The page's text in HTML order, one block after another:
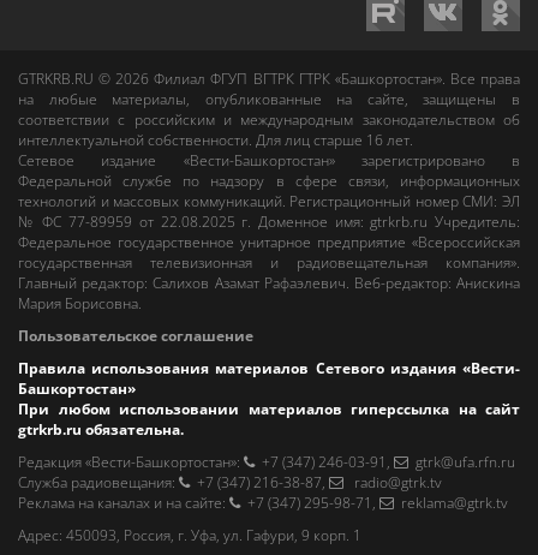
GTRKRB.RU © 2026Филиал ФГУП ВГТРК ГТРК «Башкортостан». Все права
на любые материалы, опубликованные на сайте, защищены в
соответствии с российским и международным законодательством об
интеллектуальной собственности. Для лиц старше 16 лет.
Сетевое издание «Вести-Башкортостан»зарегистрировано в
Федеральной службе по надзору в сфере связи, информационных
технологий и массовых коммуникаций. Регистрационный номер СМИ: ЭЛ
№ ФС 77-89959 от 22.08.2025 г. Доменное имя:gtrkrb.ru Учредитель:
Федеральное государственное унитарное предприятие «Всероссийская
государственная телевизионная и радиовещательная компания».
Главный редактор:Салихов Азамат Рафаэлевич. Веб-редактор:Анискина
Мария Борисовна.
Пользовательское соглашение
Правила использования материалов Сетевого издания «Вести-
Башкортостан»
При любом использовании материалов гиперссылка на сайт
gtrkrb.ru обязательна.
Редакция «Вести-Башкортостан»: +7 (347) 246-03-91 ,
gtrk@ufa.rfn.ru
Cлужба радиовещания: +7 (347) 216-38-87,
radio@gtrk.tv
Реклама на каналах и на сайте: +7 (347) 295-98-71 ,
reklama@gtrk.tv
Адрес: 450093, Россия, г. Уфа, ул. Гафури, 9 корп. 1